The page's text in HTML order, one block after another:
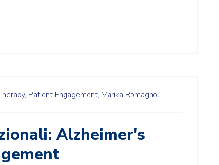
Patient Engagement, Marika Romagnoli
Alzheimer's